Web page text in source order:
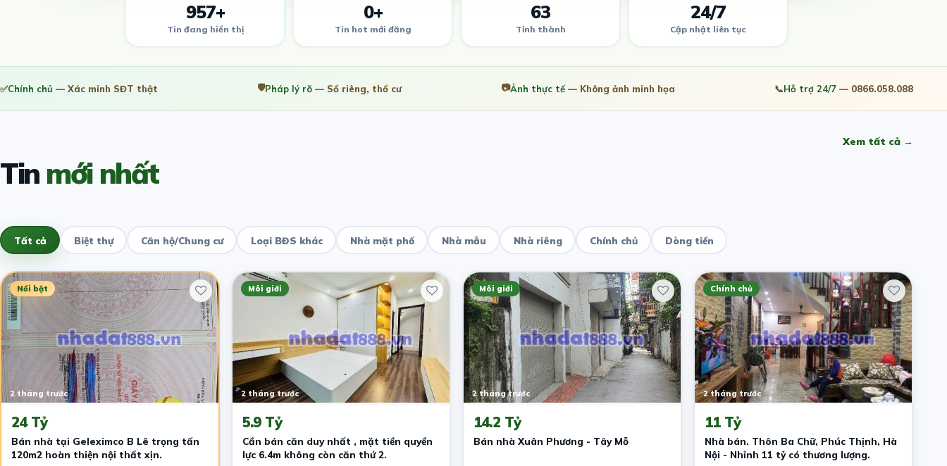
957+
Tin đang hiển thị
0+
Tin hot mới đăng
63
Tỉnh thành
24/7
Cập nhật liên tục
✅Chính chủ — Xác minh SĐT thật 🛡️Pháp lý rõ — Sổ riêng, thổ cư 📷Ảnh thực tế— Không ảnh minh họa 📞Hỗ trợ 24/7 — 0866.058.088
Tinmới nhất
Xem tất cả →
Tất cả Biệt thự Căn hộ/Chung cư Loại BĐS khác Nhà mặt phố Nhà mẫu Nhà riêng Chính chủ Dòng tiền
Nổi bật
2 tháng trước
24 Tỷ
Bán nhà tại Geleximco B Lê trọng tấn
120m2 hoàn thiện nội thất xịn.
Môi giới
2 tháng trước
5.9 Tỷ
Cần bán căn duy nhất , mặt tiền quyền
lực 6.4m không còn căn thứ 2.
Môi giới
2 tháng trước
14.2 Tỷ
Bán nhà Xuân Phương - Tây Mỗ
Chính chủ
2 tháng trước
11 Tỷ
Nhà bán. Thôn Ba Chữ, Phúc Thịnh, Hà
Nội - Nhỉnh 11 tỷ có thương lượng.